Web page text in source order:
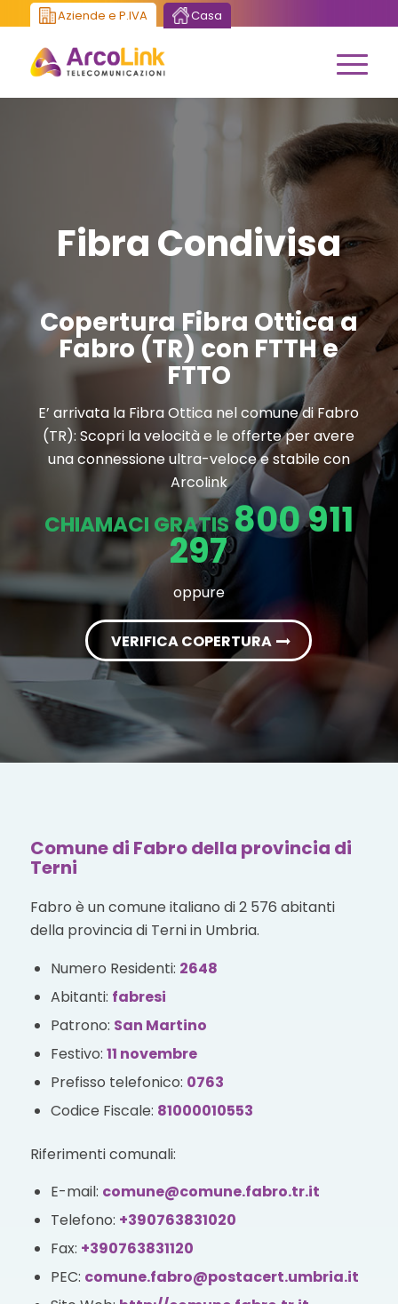
Aziende e P.IVA Casa
Fibra Condivisa
Copertura Fibra Ottica a
Fabro (TR) con FTTH e
FTTO
E’ arrivata la Fibra Ottica nel comune di Fabro
(TR): Scopri la velocità e le offerte per avere
una connessione ultra-veloce e stabile con
Arcolink
CHIAMACI GRATIS800 911
297
oppure
VERIFICA COPERTURA
Comune di Fabro della provincia di
Terni
Fabro è un comune italiano di 2 576 abitanti
della provincia di Terni in Umbria.
Numero Residenti: 2648
Abitanti: fabresi
Patrono: San Martino
Festivo: 11 novembre
Prefisso telefonico: 0763
Codice Fiscale: 81000010553
Riferimenti comunali:
E-mail: comune@comune.fabro.tr.it
Telefono: +390763831020
Fax: +390763831120
PEC: comune.fabro@postacert.umbria.it